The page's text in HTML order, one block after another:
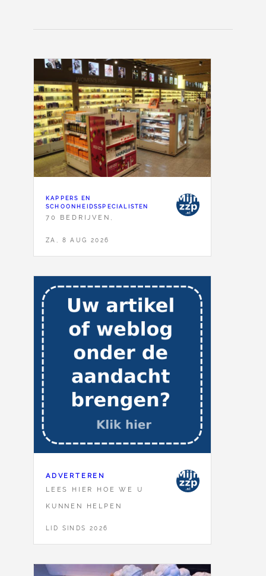
KAPPERS EN
SCHOONHEIDSSPECIALISTEN
70 BEDRIJVEN,
ZA, 8 AUG 2026
ADVERTEREN
LEES HIER HOE WE U
KUNNEN HELPEN
LID SINDS 2026